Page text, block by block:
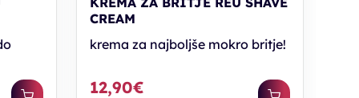
CREAM
krema za najboljše mokro britje!
12,90€